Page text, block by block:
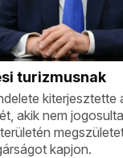
turizmusnak
kiterjesztette
akik nem
kapjon.